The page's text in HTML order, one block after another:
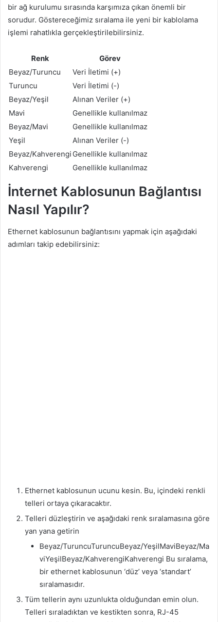
bir ağ kurulumu sırasında karşımıza çıkan önemli bir
sorudur. Göstereceğimiz sıralama ile yeni bir kablolama
işlemi rahatlıkla gerçekleştirilebilirsiniz.
Renk
Görev
Beyaz/Turuncu
Veri İletimi (+)
Turuncu
Veri İletimi (-)
Beyaz/Yeşil
Alınan Veriler (+)
Mavi
Genellikle kullanılmaz
Beyaz/Mavi
Genellikle kullanılmaz
Yeşil
Alınan Veriler (-)
Beyaz/Kahverengi Genellikle kullanılmaz
Kahverengi
Genellikle kullanılmaz
İnternet Kablosunun Bağlantısı
Nasıl Yapılır?
Ethernet kablosunun bağlantısını yapmak için aşağıdaki
adımları takip edebilirsiniz:
Ethernet kablosunun ucunu kesin. Bu, içindeki renkli
telleri ortaya çıkaracaktır.
Telleri düzleştirin ve aşağıdaki renk sıralamasına göre
yan yana getirin
Beyaz/TuruncuTuruncuBeyaz/YeşilMaviBeyaz/Ma
viYeşilBeyaz/KahverengiKahverengi Bu sıralama,
bir ethernet kablosunun ‘düz’ veya ‘standart’
sıralamasıdır.
Tüm tellerin aynı uzunlukta olduğundan emin olun.
Telleri sıraladıktan ve kestikten sonra, RJ-45